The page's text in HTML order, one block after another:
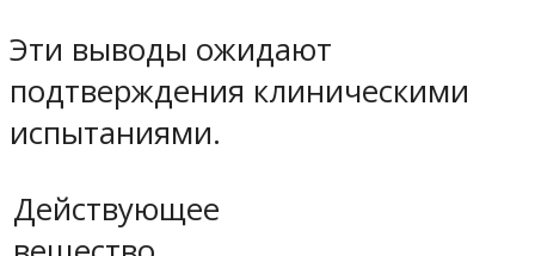
Эти выводы ожидают
подтверждения клиническими
испытаниями.
Действующее